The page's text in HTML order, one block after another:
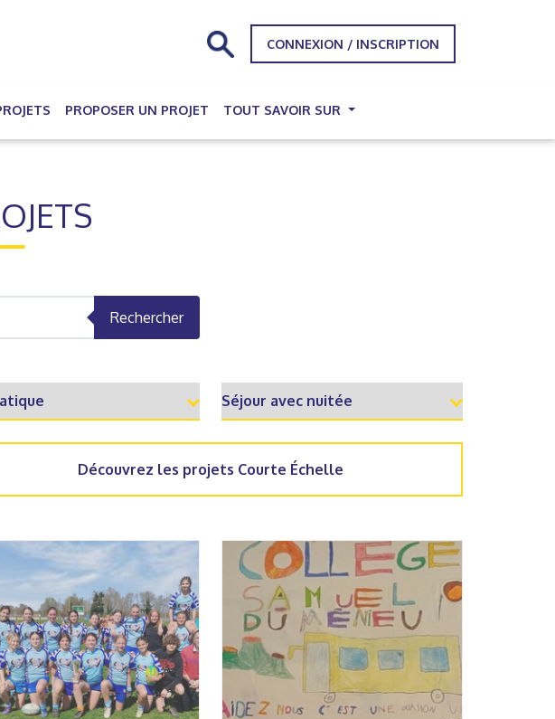
CONNEXION / INSCRIPTION
PROPOSER UN PROJET TOUT SAVOIR SUR
Rechercher
Découvrez les projets Courte Échelle